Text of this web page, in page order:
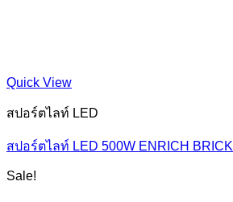
Quick View
สปอร์ตไลท์ LED
สปอร์ตไลท์ LED 500W ENRICH BRICK
Sale!